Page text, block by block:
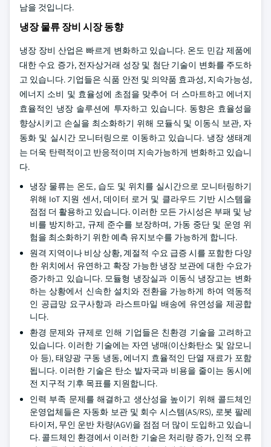
남을 것입니다.
냉장 물류 장비 시장 동향
냉장 장비 산업은 빠르게 변화하고 있습니다. 온도 민감 제품에
대한 수요 증가, 전자상거래 성장 및 첨단 기술이 변화를 주도하
고 있습니다. 기업들은 식품 안전 및 의약품 효과성, 지속가능성,
에너지 소비 및 효율성에 초점을 맞추어 더 스마트하고 에너지
효율적인 냉장 솔루션에 투자하고 있습니다. 동향은 효율성을
향상시키고 손실을 최소화하기 위해 모듈식 및 이동식 보관, 자
동화 및 실시간 모니터링으로 이동하고 있습니다. 냉장 생태계
는 더욱 탄력적이고 반응적이며 지속가능하게 변화하고 있습니
다.
냉장 물류는 온도, 습도 및 위치를 실시간으로 모니터링하기
위해 IoT 지원 센서, 데이터 로거 및 클라우드 기반 시스템을
점점 더 활용하고 있습니다. 이러한 모든 가시성은 부패 및 낭
비를 방지하고, 규제 준수를 보장하며, 가동 중단 및 운영 위
험을 최소화하기 위한 예측 유지보수를 가능하게 합니다.
원격 지역이나 비상 상황, 계절적 수요 급증 시를 포함한 다양
한 위치에서 유연하고 확장 가능한 냉장 보관에 대한 수요가
증가하고 있습니다. 모듈형 냉장실과 이동식 냉장고는 변화
하는 상황에서 신속한 설치와 전환을 가능하게 하여 역동적
인 공급망 요구사항과 라스트마일 배송에 유연성을 제공합
니다.
환경 문제와 규제로 인해 기업들은 친환경 기술을 고려하고
있습니다. 이러한 기술에는 자연 냉매(이산화탄소 및 암모니
아 등), 태양광 구동 냉동, 에너지 효율적인 단열 재료가 포함
됩니다. 이러한 기술은 탄소 발자국과 비용을 줄이는 동시에
전 지구적 기후 목표를 지원합니다.
인력 부족 문제를 해결하고 생산성을 높이기 위해 콜드체인
운영업체들은 자동화 보관 및 회수 시스템(AS/RS), 로봇 팔레
타이저, 무인 운반 차량(AGV)을 점점 더 많이 도입하고 있습니
다. 콜드체인 환경에서 이러한 기술은 처리량 증가, 인적 오류